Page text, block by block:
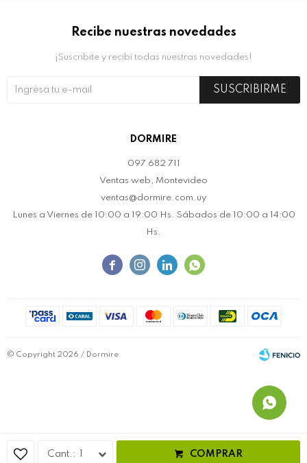
COMPRAR
DORMIRE
097 682 711
Ventas web, Montevideo
ventas@dormire.com.uy
Lunes a Viernes de 10:00 a 19:00 Hs. Sábados de 10:00 a 14:00
Hs.
   
Recibe nuestras novedades
¡Suscribite y recibí todas nuestras novedades!
SUSCRIBIRME
© Copyright 2026 / Dormire